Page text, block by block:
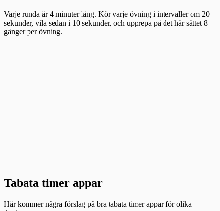
Varje runda är 4 minuter lång. Kör varje övning i intervaller om 20
sekunder, vila sedan i 10 sekunder, och upprepa på det här sättet 8
gånger per övning.
Tabata timer appar
Här kommer några förslag på bra tabata timer appar för olika